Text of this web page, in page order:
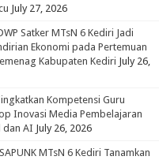
July 27, 2026
Satker MTsN 6 Kediri Jadi
Ekonomi pada Pertemuan
Kabupaten Kediri July 26,
Kompetensi Guru
Inovasi Media Pembelajaran
dan AI July 26, 2026
MTsN 6 Kediri Tanamkan